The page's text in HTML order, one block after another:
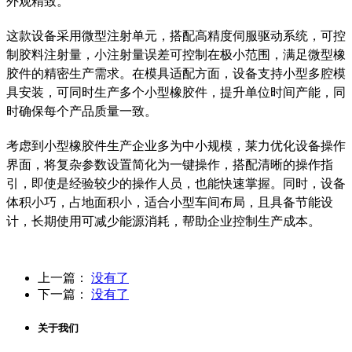
这款设备采用微型注射单元，搭配高精度伺服驱动系统，可控
制胶料注射量，小注射量误差可控制在极小范围，满足微型橡
胶件的精密生产需求。在模具适配方面，设备支持小型多腔模
具安装，可同时生产多个小型橡胶件，提升单位时间产能，同
时确保每个产品质量一致。
考虑到小型橡胶件生产企业多为中小规模，莱力优化设备操作
界面，将复杂参数设置简化为一键操作，搭配清晰的操作指
引，即使是经验较少的操作人员，也能快速掌握。同时，设备
体积小巧，占地面积小，适合小型车间布局，且具备节能设
计，长期使用可减少能源消耗，帮助企业控制生产成本。
上一篇：
没有了
下一篇：
没有了
关于我们